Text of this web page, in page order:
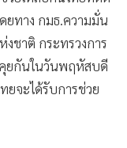
ยทาง กมธ.ความมั่น
ชาติ กระทรวงการ
ยกันในวันพฤหัสบดี
จะได้รับการช่วย